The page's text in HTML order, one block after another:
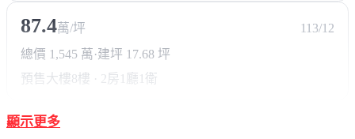
87.4萬/坪
113/12
總價 1,545 萬 ·建坪 17.68 坪
預售大樓8樓 · 2房1廳1衛
顯示更多